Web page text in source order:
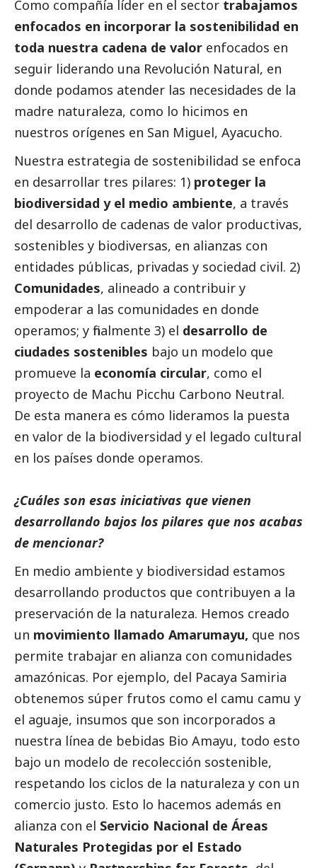
Como compañía líder en el sector trabajamos
enfocados en incorporar la sostenibilidad en
toda nuestra cadena de valor enfocados en
seguir liderando una Revolución Natural, en
donde podamos atender las necesidades de la
madre naturaleza, como lo hicimos en
nuestros orígenes en San Miguel, Ayacucho.
Nuestra estrategia de sostenibilidad se enfoca
en desarrollar tres pilares: 1) proteger la
biodiversidad y el medio ambiente, a través
del desarrollo de cadenas de valor productivas,
sostenibles y biodiversas, en alianzas con
entidades públicas, privadas y sociedad civil. 2)
Comunidades, alineado a contribuir y
empoderar a las comunidades en donde
operamos; y finalmente 3) el desarrollo de
ciudades sostenibles bajo un modelo que
promueve la economía circular, como el
proyecto de Machu Picchu Carbono Neutral.
De esta manera es cómo lideramos la puesta
en valor de la biodiversidad y el legado cultural
en los países donde operamos.
¿Cuáles son esas iniciativas que vienen
desarrollando bajos los pilares que nos acabas
de mencionar?
En medio ambiente y biodiversidad estamos
desarrollando productos que contribuyen a la
preservación de la naturaleza. Hemos creado
un movimiento llamado Amarumayu, que nos
permite trabajar en alianza con comunidades
amazónicas. Por ejemplo, del Pacaya Samiria
obtenemos súper frutos como el camu camu y
el aguaje, insumos que son incorporados a
nuestra línea de bebidas Bio Amayu, todo esto
bajo un modelo de recolección sostenible,
respetando los ciclos de la naturaleza y con un
comercio justo. Esto lo hacemos además en
alianza con el Servicio Nacional de Áreas
Naturales Protegidas por el Estado